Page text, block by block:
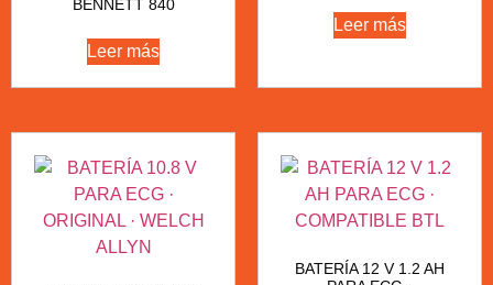
BENNETT 840
Leer más
Leer más
BATERÍA 12 V 1.2 AH